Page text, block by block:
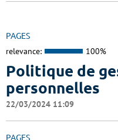
PAGES
relevance: 100%
Politique de
personnelles
22/03/2024 11:09
PAGES